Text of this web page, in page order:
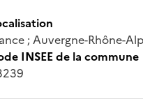
; Auvergne-Rhône-
INSEE de la commune